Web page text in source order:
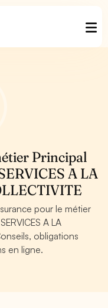
Principal
A LA
pour le métier
A LA
obligations
en ligne.